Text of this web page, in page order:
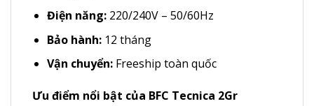
Điện năng:220/240V – 50/60Hz
Bảo hành:12 tháng
Vận chuyển:Freeship toàn quốc
Ưu điểm nổi bật của BFC Tecnica 2Gr